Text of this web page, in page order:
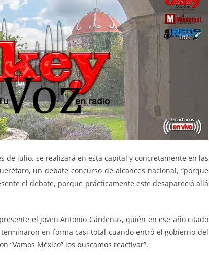
de julio, se realizará en esta capital y concretamente en las
un debate concurso de alcances nacional, “porque
el debate, porque prácticamente este desapareció allá
el joven Antonio Cárdenas, quién en ese año citado
en forma casi total cuando entró el gobierno del
“Vamos México” los buscamos reactivar”.